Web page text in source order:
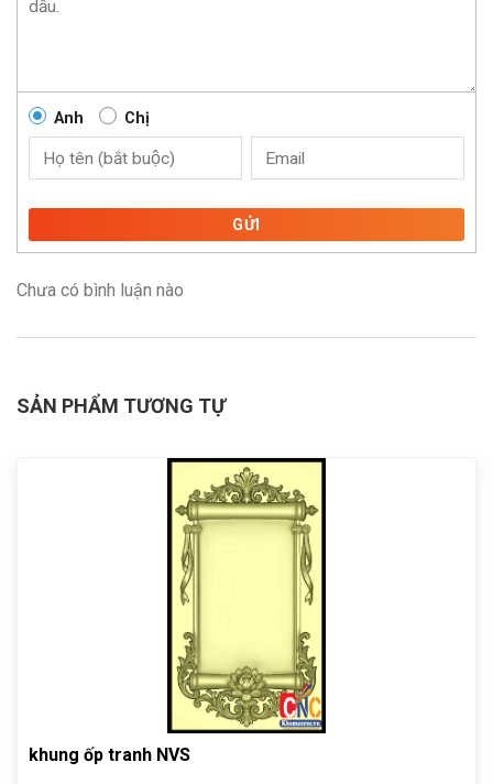
Anh Chị
GỬI
Chưa có bình luận nào
SẢN PHẨM TƯƠNG TỰ
khung ốp tranh NVS